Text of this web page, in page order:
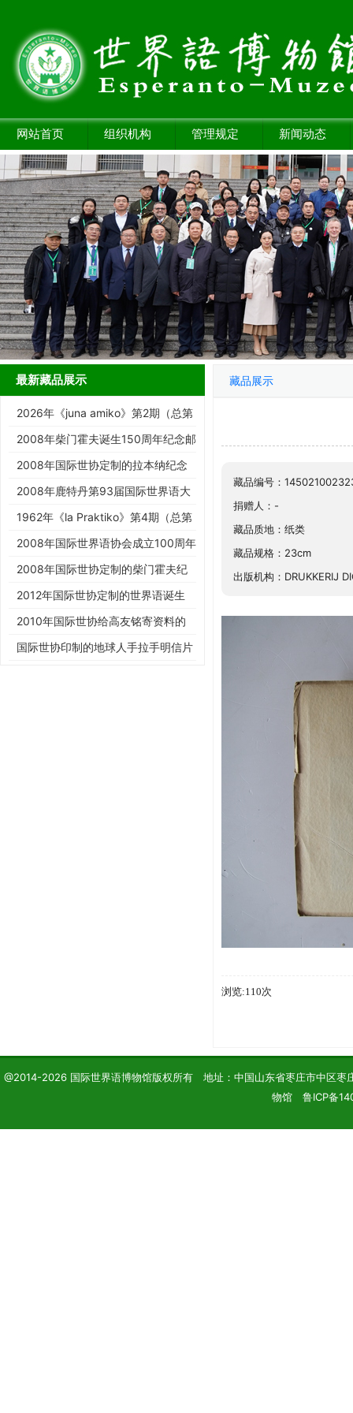
网站首页 组织机构 管理规定 新闻动态
最新藏品展示
2026年《juna amiko》第2期（总第
187期）
2008年柴门霍夫诞生150周年纪念邮
票
2008年国际世协定制的拉本纳纪念
邮票
2008年鹿特丹第93届国际世界语大
会纪念邮票
1962年《la Praktiko》第4期（总第
294期）
2008年国际世界语协会成立100周年
纪念邮票
2008年国际世协定制的柴门霍夫纪
念邮票
2012年国际世协定制的世界语诞生
125周年邮票
2010年国际世协给高友铭寄资料的
信封
国际世协印制的地球人手拉手明信片
藏品展示
藏品编号：
捐赠人：-
藏品质地：纸类
藏品规格：23cm
出版机构：DRUKKERIJ
浏览:110次
@2014-2026 国际世界语博物馆版权所有 地址：中国山东省枣庄市中区
物馆 鲁ICP备